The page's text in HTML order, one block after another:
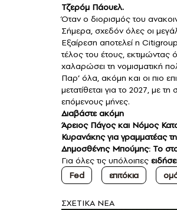
Τζερόμ Πάουελ.
Όταν ο διορισμός του
Σήμερα, σχεδόν όλες οι
Εξαίρεση αποτελεί η
τέλος του έτους, εκτιμώντας
χαλαρώσει τη νομισματική
Παρ’ όλα, ακόμη και οι πιο
μετατίθεται για το 2027, με
επόμενους μήνες.
Διαβάστε ακόμη
Άρειος Πάγος και Νόμος
Κυρανάκης για γραμματέας
Δημοσθένης Μπούμης: Το
Για όλες τις υπόλοιπες
Fed
επιτόκια
ΣXETIKA NEA